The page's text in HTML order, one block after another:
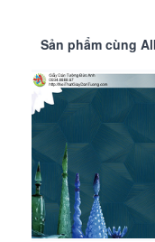
Sản phẩm cùng